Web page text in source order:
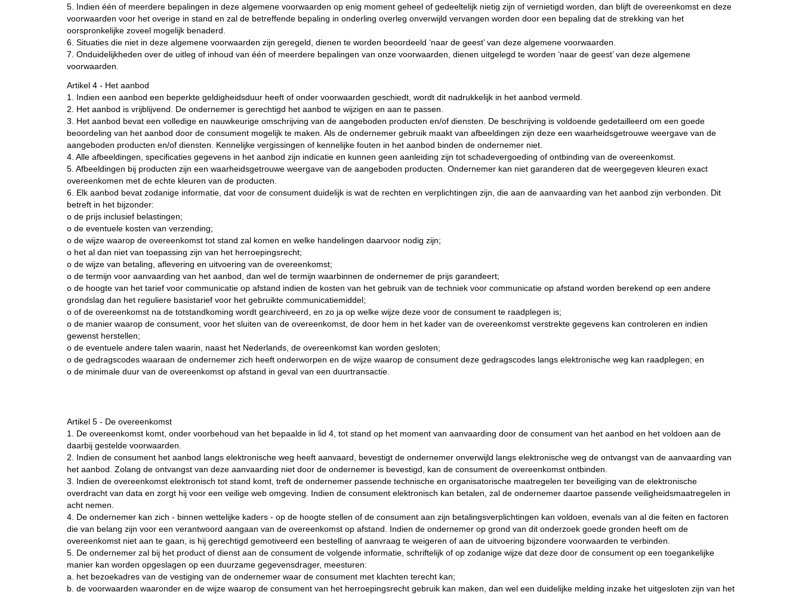
5. Indien één of meerdere bepalingen in deze algemene voorwaarden op enig moment geheel of gedeeltelijk nietig zijn of vernietigd worden, dan blijft de overeenkomst en deze
voorwaarden voor het overige in stand en zal de betreffende bepaling in onderling overleg onverwijld vervangen worden door een bepaling dat de strekking van het
oorspronkelijke zoveel mogelijk benaderd.
6. Situaties die niet in deze algemene voorwaarden zijn geregeld, dienen te worden beoordeeld ‘naar de geest’ van deze algemene voorwaarden.
7. Onduidelijkheden over de uitleg of inhoud van één of meerdere bepalingen van onze voorwaarden, dienen uitgelegd te worden ‘naar de geest’ van deze algemene
voorwaarden.
Artikel 4 - Het aanbod
1. Indien een aanbod een beperkte geldigheidsduur heeft of onder voorwaarden geschiedt, wordt dit nadrukkelijk in het aanbod vermeld.
2. Het aanbod is vrijblijvend. De ondernemer is gerechtigd het aanbod te wijzigen en aan te passen.
3. Het aanbod bevat een volledige en nauwkeurige omschrijving van de aangeboden producten en/of diensten. De beschrijving is voldoende gedetailleerd om een goede
beoordeling van het aanbod door de consument mogelijk te maken. Als de ondernemer gebruik maakt van afbeeldingen zijn deze een waarheidsgetrouwe weergave van de
aangeboden producten en/of diensten. Kennelijke vergissingen of kennelijke fouten in het aanbod binden de ondernemer niet.
4. Alle afbeeldingen, specificaties gegevens in het aanbod zijn indicatie en kunnen geen aanleiding zijn tot schadevergoeding of ontbinding van de overeenkomst.
5. Afbeeldingen bij producten zijn een waarheidsgetrouwe weergave van de aangeboden producten. Ondernemer kan niet garanderen dat de weergegeven kleuren exact
overeenkomen met de echte kleuren van de producten.
6. Elk aanbod bevat zodanige informatie, dat voor de consument duidelijk is wat de rechten en verplichtingen zijn, die aan de aanvaarding van het aanbod zijn verbonden. Dit
betreft in het bijzonder:
o de prijs inclusief belastingen;
o de eventuele kosten van verzending;
o de wijze waarop de overeenkomst tot stand zal komen en welke handelingen daarvoor nodig zijn;
o het al dan niet van toepassing zijn van het herroepingsrecht;
o de wijze van betaling, aflevering en uitvoering van de overeenkomst;
o de termijn voor aanvaarding van het aanbod, dan wel de termijn waarbinnen de ondernemer de prijs garandeert;
o de hoogte van het tarief voor communicatie op afstand indien de kosten van het gebruik van de techniek voor communicatie op afstand worden berekend op een andere
grondslag dan het reguliere basistarief voor het gebruikte communicatiemiddel;
o of de overeenkomst na de totstandkoming wordt gearchiveerd, en zo ja op welke wijze deze voor de consument te raadplegen is;
o de manier waarop de consument, voor het sluiten van de overeenkomst, de door hem in het kader van de overeenkomst verstrekte gegevens kan controleren en indien
gewenst herstellen;
o de eventuele andere talen waarin, naast het Nederlands, de overeenkomst kan worden gesloten;
o de gedragscodes waaraan de ondernemer zich heeft onderworpen en de wijze waarop de consument deze gedragscodes langs elektronische weg kan raadplegen; en
o de minimale duur van de overeenkomst op afstand in geval van een duurtransactie.
Artikel 5 - De overeenkomst
1. De overeenkomst komt, onder voorbehoud van het bepaalde in lid 4, tot stand op het moment van aanvaarding door de consument van het aanbod en het voldoen aan de
daarbij gestelde voorwaarden.
2. Indien de consument het aanbod langs elektronische weg heeft aanvaard, bevestigt de ondernemer onverwijld langs elektronische weg de ontvangst van de aanvaarding van
het aanbod. Zolang de ontvangst van deze aanvaarding niet door de ondernemer is bevestigd, kan de consument de overeenkomst ontbinden.
3. Indien de overeenkomst elektronisch tot stand komt, treft de ondernemer passende technische en organisatorische maatregelen ter beveiliging van de elektronische
overdracht van data en zorgt hij voor een veilige web omgeving. Indien de consument elektronisch kan betalen, zal de ondernemer daartoe passende veiligheidsmaatregelen in
acht nemen.
4. De ondernemer kan zich - binnen wettelijke kaders - op de hoogte stellen of de consument aan zijn betalingsverplichtingen kan voldoen, evenals van al die feiten en factoren
die van belang zijn voor een verantwoord aangaan van de overeenkomst op afstand. Indien de ondernemer op grond van dit onderzoek goede gronden heeft om de
overeenkomst niet aan te gaan, is hij gerechtigd gemotiveerd een bestelling of aanvraag te weigeren of aan de uitvoering bijzondere voorwaarden te verbinden.
5. De ondernemer zal bij het product of dienst aan de consument de volgende informatie, schriftelijk of op zodanige wijze dat deze door de consument op een toegankelijke
manier kan worden opgeslagen op een duurzame gegevensdrager, meesturen:
a. het bezoekadres van de vestiging van de ondernemer waar de consument met klachten terecht kan;
b. de voorwaarden waaronder en de wijze waarop de consument van het herroepingsrecht gebruik kan maken, dan wel een duidelijke melding inzake het uitgesloten zijn van het